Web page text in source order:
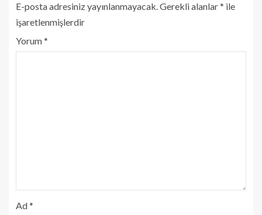
E-posta adresiniz yayınlanmayacak.Gerekli alanlar* ile
işaretlenmişlerdir
Yorum*
Ad*